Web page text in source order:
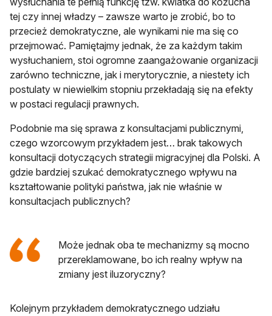
tej czy innej władzy – zawsze warto je zrobić, bo to
przecież demokratyczne, ale wynikami nie ma się co
przejmować. Pamiętajmy jednak, że za każdym takim
wysłuchaniem, stoi ogromne zaangażowanie organizacji
zarówno techniczne, jak i merytorycznie, a niestety ich
postulaty w niewielkim stopniu przekładają się na efekty
w postaci regulacji prawnych.
Podobnie ma się sprawa z konsultacjami publicznymi,
czego wzorcowym przykładem jest… brak takowych
konsultacji dotyczących strategii migracyjnej dla Polski. A
gdzie bardziej szukać demokratycznego wpływu na
kształtowanie polityki państwa, jak nie właśnie w
konsultacjach publicznych?
Może jednak oba te mechanizmy są mocno
przereklamowane, bo ich realny wpływ na
zmiany jest iluzoryczny?
Kolejnym przykładem demokratycznego udziału